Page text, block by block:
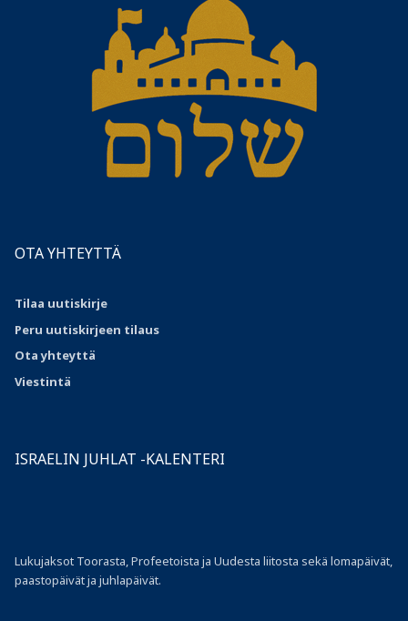
OTA YHTEYTTÄ
Tilaa uutiskirje
Peru uutiskirjeen tilaus
Otayhteyttä
Viestintä
ISRAELIN JUHLAT -KALENTERI
Lukujaksot Toorasta, Profeetoista ja Uudesta liitosta sekä lomapäivät,
paastopäivät ja juhlapäivät.